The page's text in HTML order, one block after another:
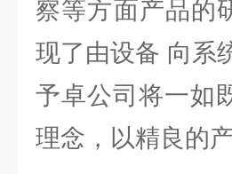
察等方面产品的
现了由设备 向系
予卓公司将一如
理念，以精良的